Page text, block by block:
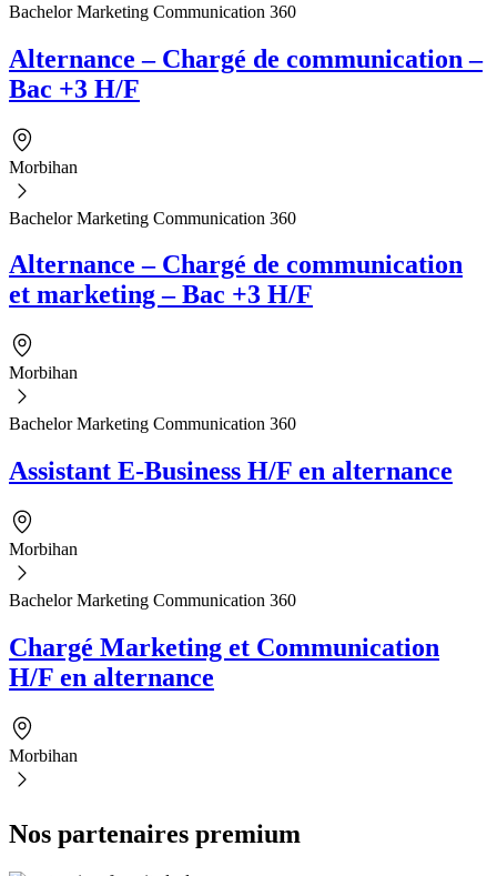
Bachelor Marketing Communication 360
Alternance – Chargé de communication –
Bac +3 H/F
Morbihan
Bachelor Marketing Communication 360
Alternance – Chargé de communication
et marketing – Bac +3 H/F
Morbihan
Bachelor Marketing Communication 360
Assistant E-Business H/F en alternance
Morbihan
Bachelor Marketing Communication 360
Chargé Marketing et Communication
H/F en alternance
Morbihan
Nos partenaires premium